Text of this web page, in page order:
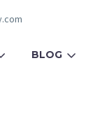
BLOG